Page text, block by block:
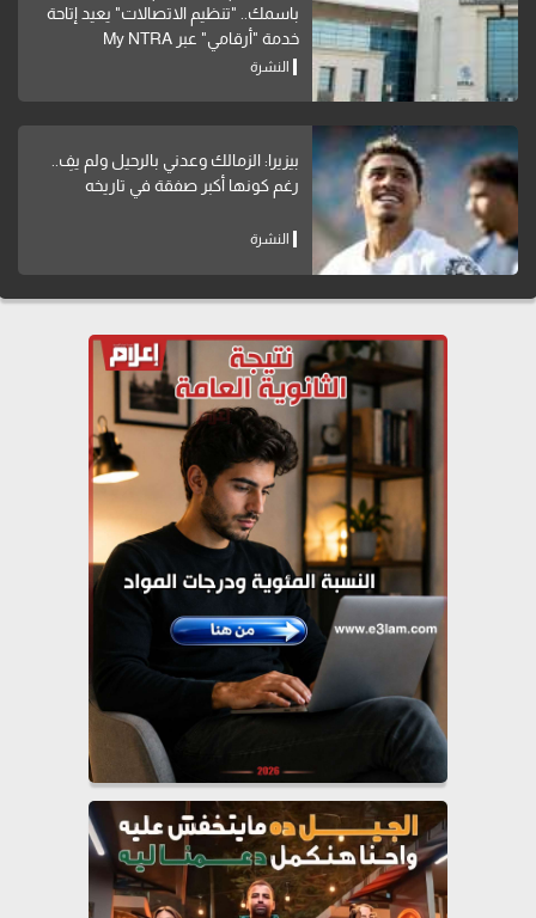
باسمك.. "تنظيم الاتصالات" يعيد إتاحة
خدمة "أرقامي" عبر My NTRA
النشرة
بيزيرا: الزمالك وعدني بالرحيل ولم يفِ..
رغم كونها أكبر صفقة في تاريخه
النشرة